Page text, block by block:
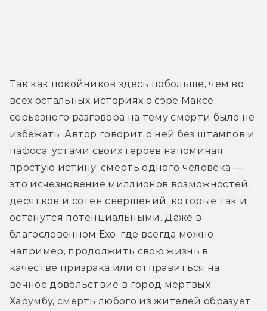
Так как покойников здесь побольше, чем во
всех остальных историях о сэре Максе,
серьёзного разговора на тему смерти было не
избежать. Автор говорит о ней без штампов и
пафоса, устами своих героев напоминая
простую истину: смерть одного человека —
это исчезновение миллионов возможностей,
десятков и сотен свершений, которые так и
останутся потенциальными. Даже в
благословенном Ехо, где всегда можно,
например, продолжить свою жизнь в
качестве призрака или отправиться на
вечное довольствие в город мёртвых
Харумбу, смерть любого из жителей образует